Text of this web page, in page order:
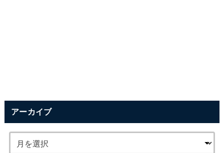
アーカイブ